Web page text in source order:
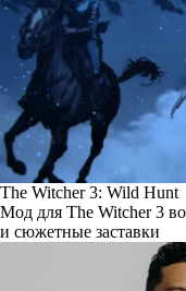
The Witcher 3: Wild Hunt
Мод для The Witcher 3
и сюжетные заставки